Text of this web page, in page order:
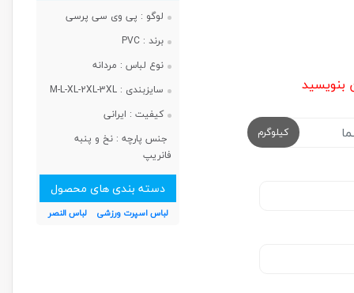
بنویسید
کیلوگرم
لوگو : پی وی سی پرسی
برند : PVC
نوع لباس : مردانه
سایزبندی : M-L-XL-2XL-3XL
کیفیت : ایرانی
جنس پارچه : نخ و پنبه
فانریپ
دسته بندی های محصول
لباس اسپرت ورزشی لباس النصر